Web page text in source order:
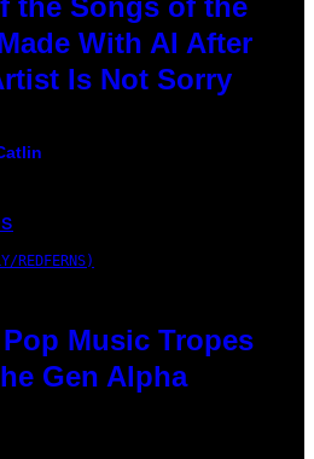
the Songs of the
With AI After
Is Not Sorry
REDFERNS)
Music Tropes
Gen Alpha